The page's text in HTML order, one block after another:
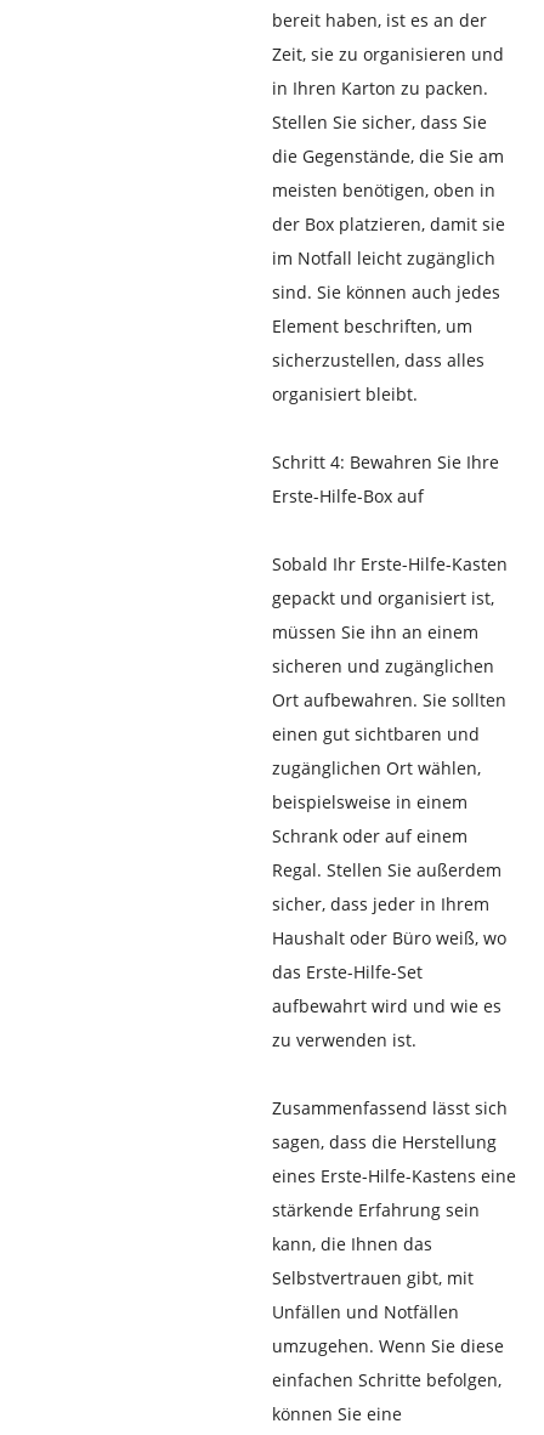
bereit haben, ist es an der
Zeit, sie zu organisieren und
in Ihren Karton zu packen.
Stellen Sie sicher, dass Sie
die Gegenstände, die Sie am
meisten benötigen, oben in
der Box platzieren, damit sie
im Notfall leicht zugänglich
sind. Sie können auch jedes
Element beschriften, um
sicherzustellen, dass alles
organisiert bleibt.
Schritt 4: Bewahren Sie Ihre
Erste-Hilfe-Box auf
Sobald Ihr Erste-Hilfe-Kasten
gepackt und organisiert ist,
müssen Sie ihn an einem
sicheren und zugänglichen
Ort aufbewahren. Sie sollten
einen gut sichtbaren und
zugänglichen Ort wählen,
beispielsweise in einem
Schrank oder auf einem
Regal. Stellen Sie außerdem
sicher, dass jeder in Ihrem
Haushalt oder Büro weiß, wo
das Erste-Hilfe-Set
aufbewahrt wird und wie es
zu verwenden ist.
Zusammenfassend lässt sich
sagen, dass die Herstellung
eines Erste-Hilfe-Kastens eine
stärkende Erfahrung sein
kann, die Ihnen das
Selbstvertrauen gibt, mit
Unfällen und Notfällen
umzugehen. Wenn Sie diese
einfachen Schritte befolgen,
können Sie eine